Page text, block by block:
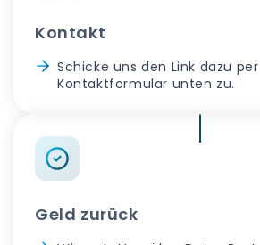
Kontakt
Schicke uns den Link dazu per
Kontaktformular unten zu.
Geld zurück